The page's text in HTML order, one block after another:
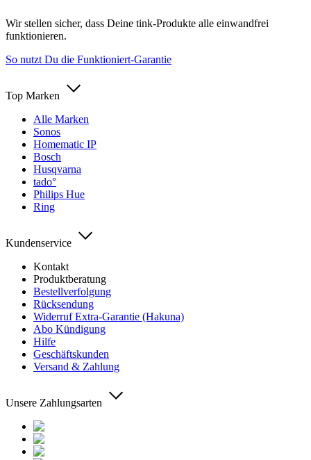
Wir stellen sicher, dass Deine tink-Produkte alle einwandfrei
funktionieren.
So nutzt Du die Funktioniert-Garantie
Top Marken
Alle Marken
Sonos
Homematic IP
Bosch
Husqvarna
tado°
Philips Hue
Ring
Kundenservice
Kontakt
Produktberatung
Bestellverfolgung
Rücksendung
Widerruf Extra-Garantie (Hakuna)
Abo Kündigung
Hilfe
Geschäftskunden
Versand & Zahlung
Unsere Zahlungsarten